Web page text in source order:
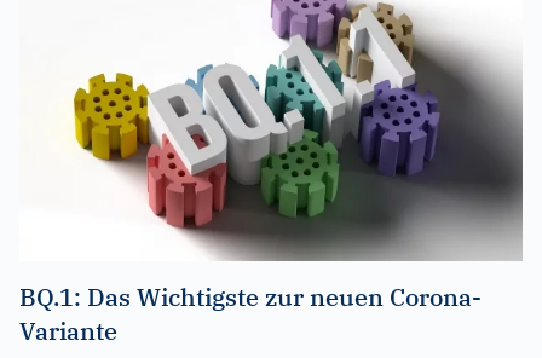
BQ.1: Das Wichtigste zur neuen Corona-
Variante